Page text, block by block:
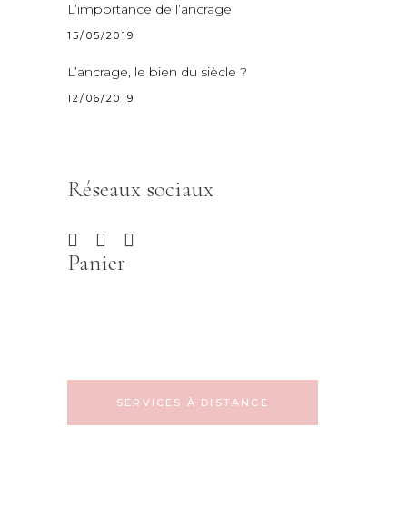
L’importance de l’ancrage
15/05/2019
L’ancrage, le bien du siècle ?
12/06/2019
Réseaux sociaux
Panier
SERVICES À DISTANCE